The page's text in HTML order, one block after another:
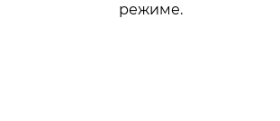
режиме.